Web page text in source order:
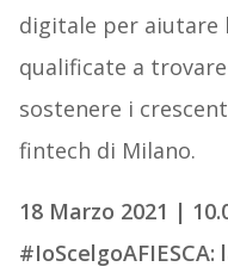
digitale per aiutare
qualificate a
sostenere i
fintech di Milano.
18 Marzo 2021 |